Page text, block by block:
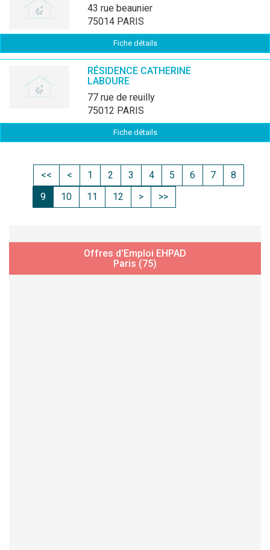
43 rue beaunier
75014 PARIS
Fiche détails
RÉSIDENCE CATHERINE
LABOURE
77 rue de reuilly
75012 PARIS
Fiche détails
<< < 1 2 3 4 5 6 7
8
9
10 11 12 > >>
Offres d'Emploi EHPAD
Paris (75)